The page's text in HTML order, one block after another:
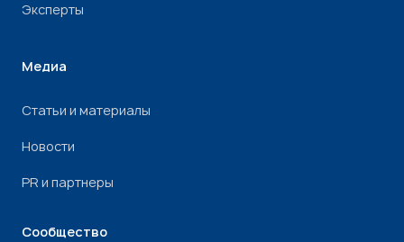
Эксперты
Медиа
Статьи и материалы
Новости
PR и партнеры
Сообщество